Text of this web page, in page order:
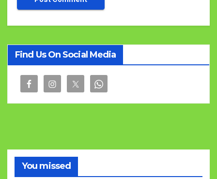
Find Us On Social Media
You missed